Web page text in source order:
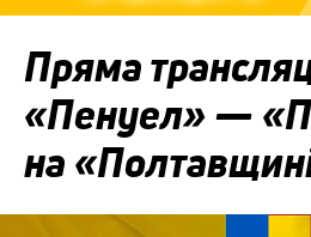
Пряма
«Пенуел» —
на